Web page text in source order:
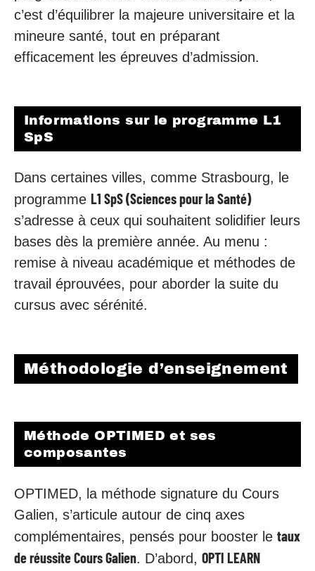
c’est d’équilibrer la majeure universitaire et la
mineure santé, tout en préparant
efficacement les épreuves d’admission.
Informations sur le programme L1
SpS
Dans certaines villes, comme Strasbourg, le
programme L1 SpS (Sciences pour la Santé)
s’adresse à ceux qui souhaitent solidifier leurs
bases dès la première année. Au menu :
remise à niveau académique et méthodes de
travail éprouvées, pour aborder la suite du
cursus avec sérénité.
Méthodologie d’enseignement
Méthode OPTIMED et ses
composantes
OPTIMED, la méthode signature du Cours
Galien, s’articule autour de cinq axes
complémentaires, pensés pour booster le taux
de réussite Cours Galien. D’abord, OPTI LEARN